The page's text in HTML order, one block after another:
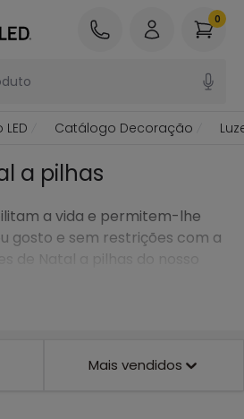
0
Catálogo Decoração
a pilhas
a vida e permitem-lhe
gosto e sem restrições com a
de Natal a pilhas do nosso
Mais vendidos